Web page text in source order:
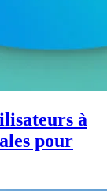
à
pour